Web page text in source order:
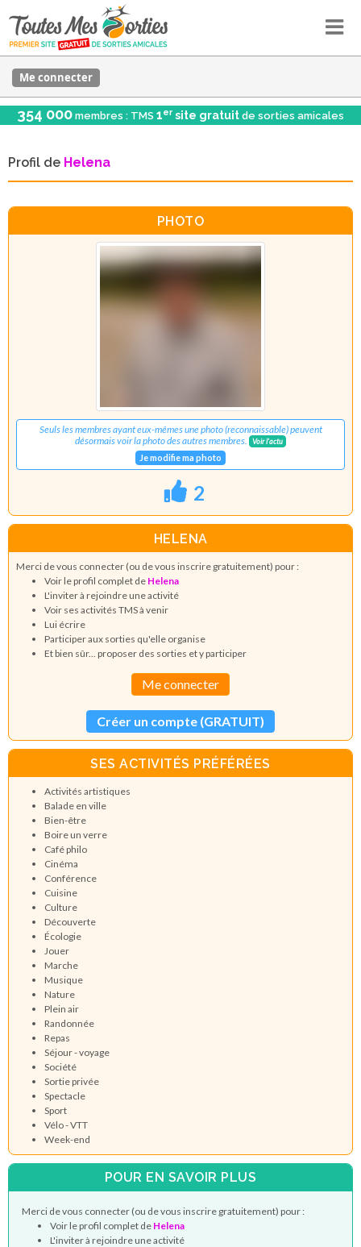
Me connecter
354 000 membres : TMS 1er site gratuit de sorties amicales
Profil de Helena
PHOTO
Seuls les membres ayant eux-mêmes une photo (reconnaissable) peuvent
désormais voir la photo des autres membres.
Voir l'actu
Je modifie ma photo
2
HELENA
Merci de vous connecter (ou de vous inscrire gratuitement) pour :
Voir le profil complet de Helena
L'inviter à rejoindre une activité
Voir ses activités TMS à venir
Lui écrire
Participer aux sorties qu'elle organise
Et bien sûr... proposer des sorties et y participer
Me connecter
Créer un compte (GRATUIT)
SES ACTIVITÉS PRÉFÉRÉES
Activités artistiques
Balade en ville
Bien-être
Boire un verre
Café philo
Cinéma
Conférence
Cuisine
Culture
Découverte
Écologie
Jouer
Marche
Musique
Nature
Plein air
Randonnée
Repas
Séjour - voyage
Société
Sortie privée
Spectacle
Sport
Vélo - VTT
Week-end
POUR EN SAVOIR PLUS
Merci de vous connecter (ou de vous inscrire gratuitement) pour :
Voir le profil complet de Helena
L'inviter à rejoindre une activité